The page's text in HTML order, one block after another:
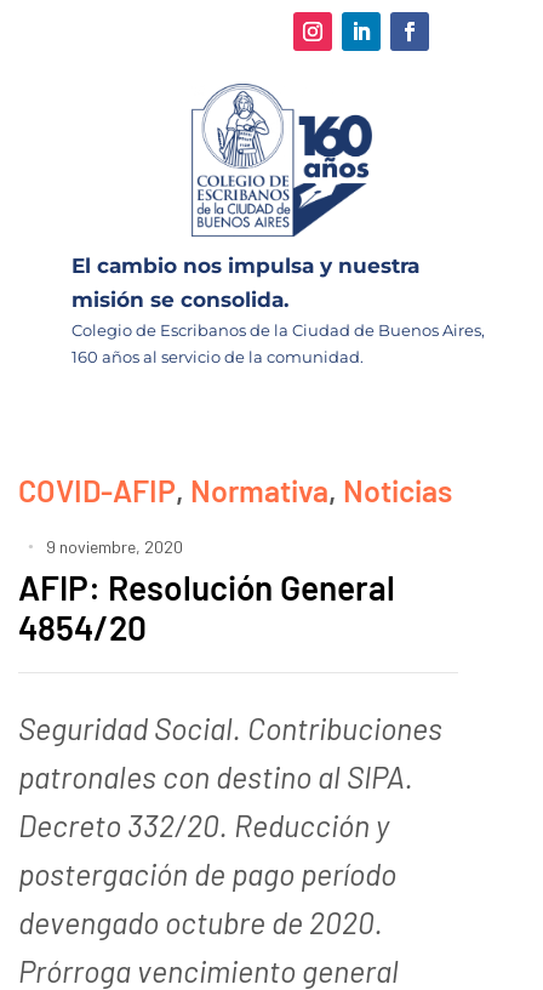
El cambio nos impulsa y nuestra
misión se consolida.
Colegio de Escribanos de la Ciudad de Buenos Aires,
160 años al servicio de la comunidad.
COVID-AFIP, Normativa, Noticias
9 noviembre, 2020
AFIP: Resolución General
4854/20
Seguridad Social. Contribuciones
patronales con destino al SIPA.
Decreto 332/20. Reducción y
postergación de pago período
devengado octubre de 2020.
Prórroga vencimiento general